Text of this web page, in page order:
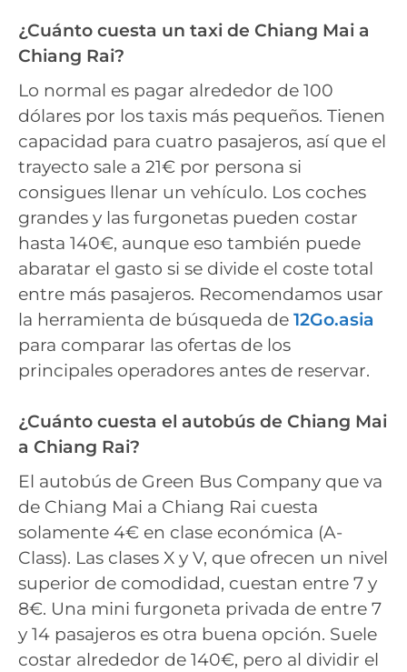
¿Cuánto cuesta un taxi de Chiang Mai a
Chiang Rai?
Lo normal es pagar alrededor de 100
dólares por los taxis más pequeños. Tienen
capacidad para cuatro pasajeros, así que el
trayecto sale a 21€ por persona si
consigues llenar un vehículo. Los coches
grandes y las furgonetas pueden costar
hasta 140€, aunque eso también puede
abaratar el gasto si se divide el coste total
entre más pasajeros. Recomendamos usar
la herramienta de búsqueda de 12Go.asia
para comparar las ofertas de los
principales operadores antes de reservar.
¿Cuánto cuesta el autobús de Chiang Mai
a Chiang Rai?
El autobús de Green Bus Company que va
de Chiang Mai a Chiang Rai cuesta
solamente 4€ en clase económica (A-
Class). Las clases X y V, que ofrecen un nivel
superior de comodidad, cuestan entre 7 y
8€. Una mini furgoneta privada de entre 7
y 14 pasajeros es otra buena opción. Suele
costar alrededor de 140€, pero al dividir el